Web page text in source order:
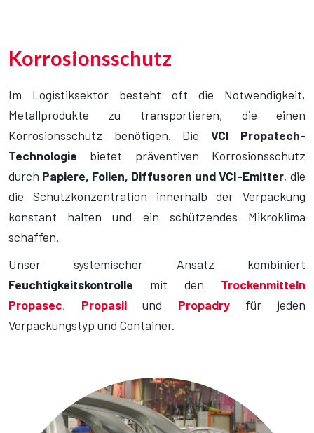
Korrosionsschutz
Im Logistiksektor besteht oft die Notwendigkeit,
Metallprodukte zu transportieren, die einen
Korrosionsschutz benötigen. Die VCI Propatech-
Technologie bietet präventiven Korrosionsschutz
durch Papiere, Folien, Diffusoren und VCI-Emitter, die
die Schutzkonzentration innerhalb der Verpackung
konstant halten und ein schützendes Mikroklima
schaffen.
Unser systemischer Ansatz kombiniert
Feuchtigkeitskontrolle mit den Trockenmitteln
Propasec, Propasil und Propadryfür jeden
Verpackungstyp und Container.